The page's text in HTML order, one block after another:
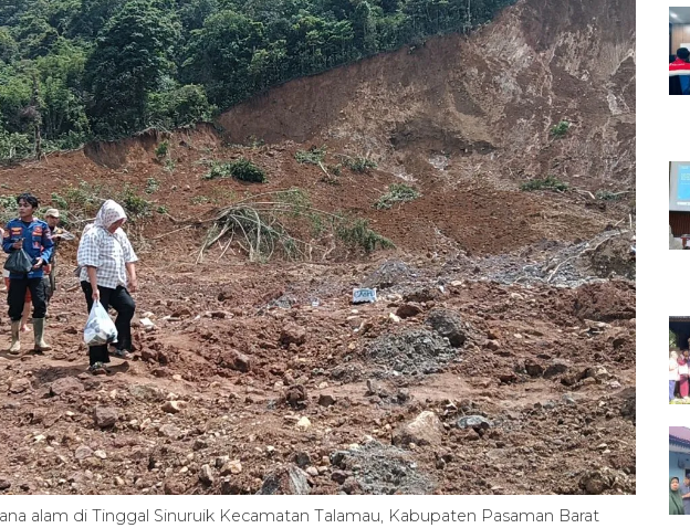
alam di Tinggal Sinuruik Kecamatan Talamau, Kabupaten Pasaman Barat